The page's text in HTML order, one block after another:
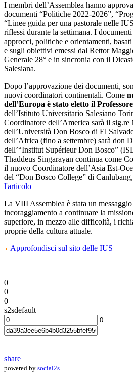
I membri dell’Assemblea hanno
documenti “Politiche 2022-2026”,
“Linee guida per una pastorale nelle
riflessi durante la settimana. I
approcci, politiche e orientamenti,
e sugli obiettivi emessi dal Rettor
Generale 28° e in sincronia con il
Salesiana.
Dopo l’approvazione dei documenti,
nuovi coordinatori continentali. Come
dell’Europa è stato eletto il
dell’Istituto Universitario Salesiano
Coordinatore dell’America sarà il
dell’Università Don Bosco di El
dell’Africa (fino a settembre) sarà don
dell’“Institut Supérieur Don Bosco”
Thaddeus Singarayan continua come
il nuovo Coordinatore dell’Asia Est-
del “Don Bosco College” di
l'articolo
La VIII Assemblea è stata un
incoraggiamento a continuare la
superiore, in mezzo alle difficoltà, i
proprie della cultura attuale.
Approfondisci sul sito delle IUS
0
0
0
s2sdefault
share
powered by social2s